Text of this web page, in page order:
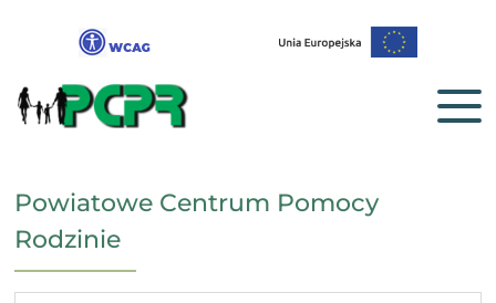
Powiatowe Centrum Pomocy
Rodzinie